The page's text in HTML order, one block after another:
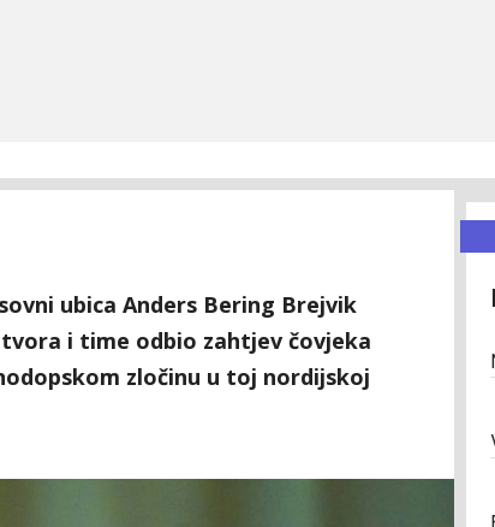
ubica Anders Bering Brejvik
i time odbio zahtjev čovjeka
zločinu u toj nordijskoj